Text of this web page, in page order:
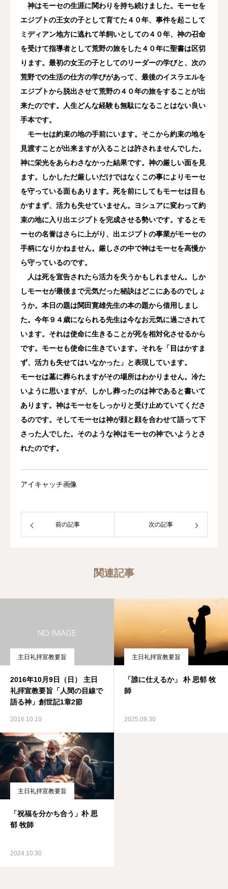
神はモーセの生涯に関わりを持ち続けました。モーセを
エジプトの王女の子として育てた４０年、事件を起こして
ミディアン地方に逃れて羊飼いとしての４０年、神の召命
を受けて指導者として荒野の旅をした４０年に聖書は区切
ります。最初の女王の子としてのリーダーの学びと、次の
荒野での生活の仕方の学びがあって、最後のイスラエルを
エジプトから脱出させて荒野の４０年の旅をすることが出
来たのです。人生どんな経験も無駄になることはない良い
手本です。
モーセは約束の地の手前にいます。そこから約束の地を
見渡すことが出来ますが入ることは許されませんでした。
神に栄光をあらわさなかった結果です。神の厳しい面を見
ます。しかしただ厳しいだけではなくこの事によりモーセ
を守っている面もあります。死を前にしてもモーセは目も
かすまず、活力も失せていません。ヨシュアに変わって約
束の地に入り出エジプトを完成させる勢いです。するとモ
ーセの名誉はさらに上がり、出エジプトの事業がモーセの
手柄になりかねません。厳しさの中で神はモーセを高慢か
ら守っているのです。
人は死を宣告されたら活力を失うかもしれません。しか
しモーセが最後まで元気だった秘訣はどこにあるのでしょ
うか。本日の題は関田寛雄先生の本の題から借用しまし
た。今年９４歳になられる先生は今なお元気に過ごされて
います。それは使命に生きることが死を相対化させるから
です。モーセも使命に生きています。それを「目はかすま
ず、活力も失せてはいなかった」と表現しています。
モーセは墓に葬られますがその場所はわかりません。冷た
いように思いますが、しかし葬ったのは神であると書いて
あります。神はモーセをしっかりと受け止めていてくださ
るのです。そしてモーセは神が顔と顔を合わせて語って下
さった人でした。そのような神はモーセの神でいようとさ
れたのです。
アイキャッチ画像
前の記事 次の記事
関連記事
主日礼拝宣教要旨
2016年10月9日（日） 主日
礼拝宣教要旨「人間の目線で
語る神」創世記1章2節
2016.10.10
主日礼拝宣教要旨
「誰に仕えるか」 朴 思郁 牧
師
2025.09.30
主日礼拝宣教要旨
「祝福を分かち合う」朴 思
郁 牧師
2024.10.30